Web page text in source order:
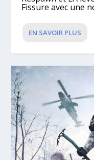
Fissure avec une
EN SAVOIR PLUS